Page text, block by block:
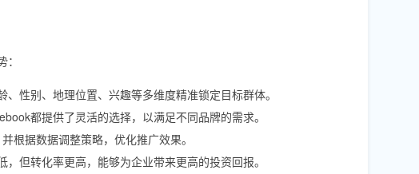
性别、地理位置、兴趣等多维度精准锁定目标群体。
都提供了灵活的选择，以满足不同品牌的需求。
根据数据调整策略，优化推广效果。
但转化率更高，能够为企业带来更高的投资回报。